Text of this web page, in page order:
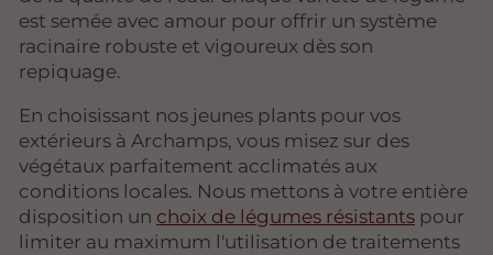
est semée avec amour pour offrir un système
racinaire robuste et vigoureux dès son
repiquage.
En choisissant nos jeunes plants pour vos
extérieurs à Archamps, vous misez sur des
végétaux parfaitement acclimatés aux
conditions locales. Nous mettons à votre entière
disposition un choix de légumes résistants pour
limiter au maximum l'utilisation de traitements